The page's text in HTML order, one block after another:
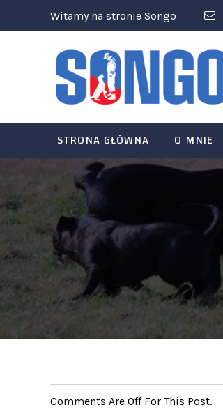
Witamy na stronie Songo
STRONA GŁÓWNA O MNIE
Comments Are Off For This Post.